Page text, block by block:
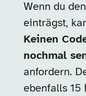
Wenn du
einträgst,
Keinen
nochmal
anfordern.
ebenfalls 15